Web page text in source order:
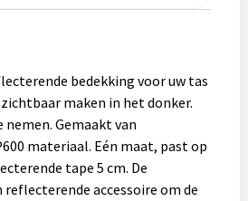
bedekking voor uw tas
maken in het donker.
Gemaakt van
materiaal. Eén maat, past op
tape 5 cm. De
reflecterende accessoire om de